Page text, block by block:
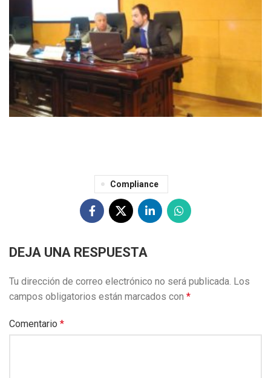
Compliance
DEJA UNA RESPUESTA
Tu dirección de correo electrónico no será publicada. Los
campos obligatorios están marcados con *
Comentario *